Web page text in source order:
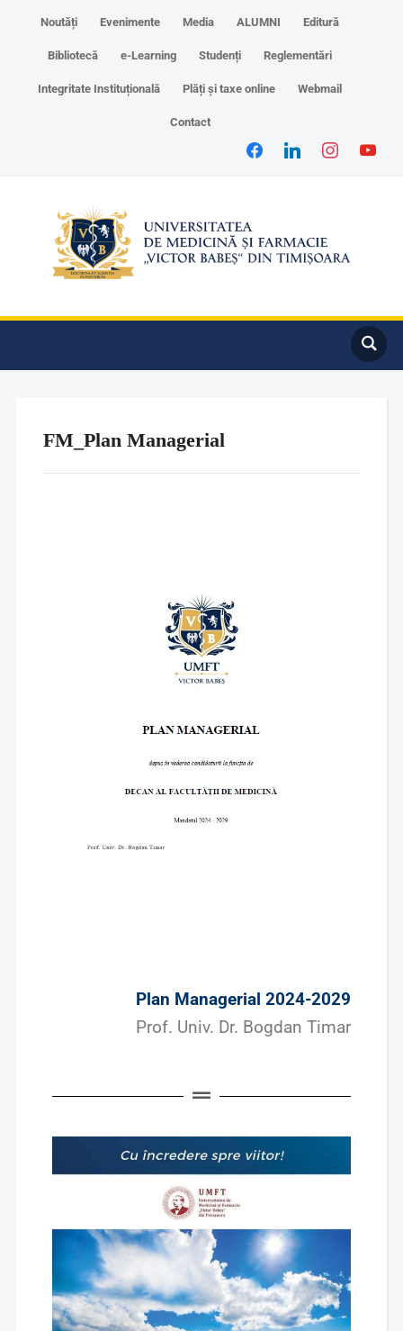
Noutăți Evenimente Media ALUMNI Editură
Bibliotecă e-Learning Studenți Reglementări
Integritate Instituțională Plăți și taxe online Webmail
Contact
FM_Plan Managerial
Plan Managerial 2024-2029
Prof. Univ. Dr. Bogdan Timar